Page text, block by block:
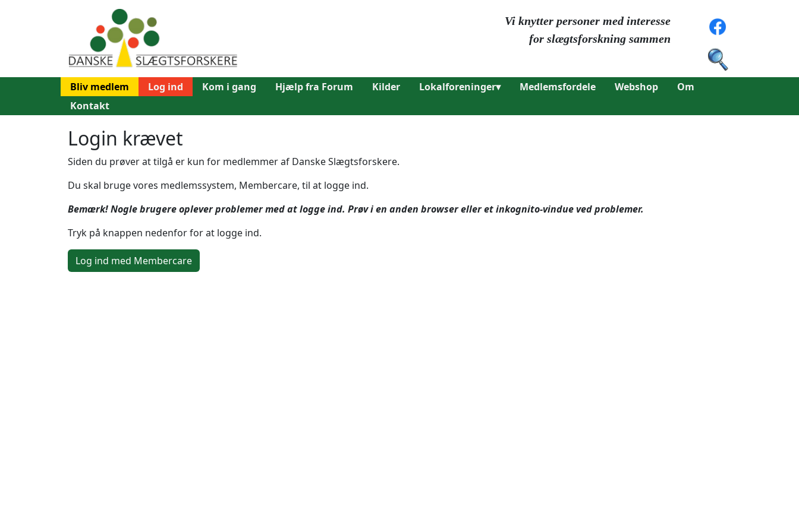
Vi knytter personer med interesse
for slægtsforskning sammen
Bliv medlem Log ind Kom i gang Hjælp fra Forum Kilder Lokalforeninger▾ Medlemsfordele Webshop
Om
Kontakt
Login krævet
Siden du prøver at tilgå er kun for medlemmer af Danske Slægtsforskere.
Du skal bruge vores medlemssystem, Membercare, til at logge ind.
Bemærk! Nogle brugere oplever problemer med at logge ind. Prøv i en anden browser eller et inkognito-vindue ved problemer.
Tryk på knappen nedenfor for at logge ind.
Log ind med Membercare